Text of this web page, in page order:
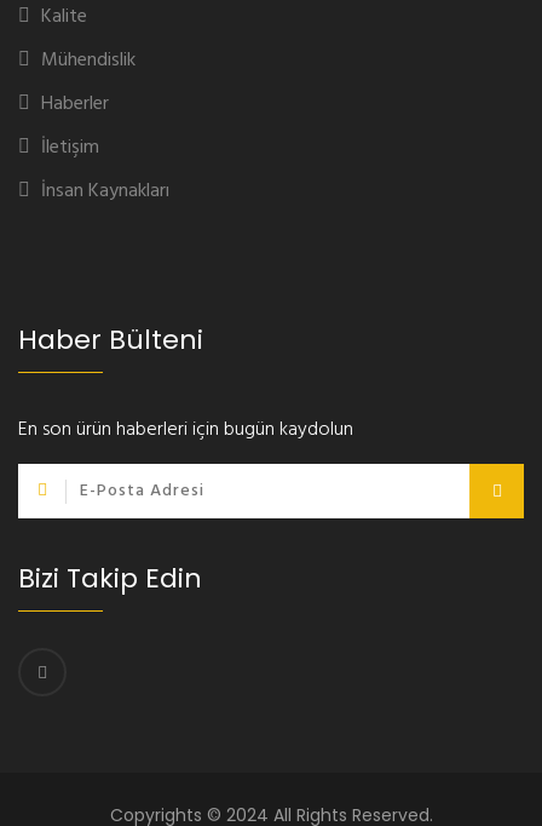
Kalite
Mühendislik
Haberler
İletişim
İnsan Kaynakları
Haber Bülteni
En son ürün haberleri için bugün kaydolun
Bizi Takip Edin
Copyrights © 2024 All Rights Reserved.